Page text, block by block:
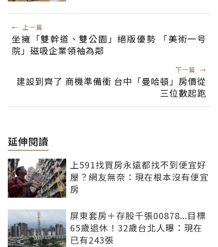
← 上一篇
坐擁「雙幹道、雙公園」絕版優勢 「美術一号
院」磁吸企業領袖為鄰
下一篇 →
建設到齊了 商機準備衝 台中「曼哈頓」房價從
三位數起跑
延伸閱讀
上591找買房永遠都找不到便宜好
屋？網友無奈：現在根本沒有便宜
房
屏東套房＋存股千張00878...目標
65歲退休！32歲台北人曝：現在
已有243張